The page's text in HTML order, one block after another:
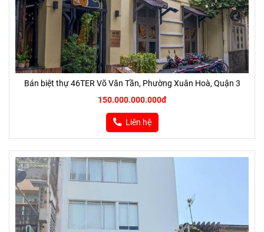
Bán biệt thự 46TER Võ Văn Tần, Phường Xuân Hoà, Quận 3
150.000.000.000đ
Liên hệ